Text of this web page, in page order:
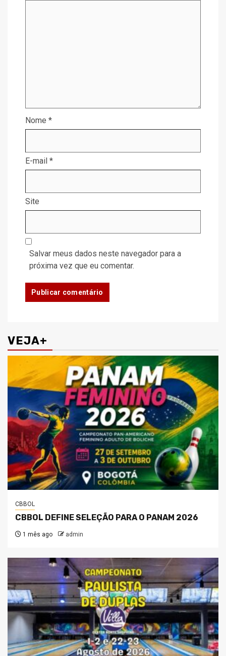
Nome *
E-mail *
Site
Salvar meus dados neste navegador para a
próxima vez que eu comentar.
VEJA+
CBBOL
CBBOL DEFINE SELEÇÃO PARA O PANAM 2026
1 mês ago admin